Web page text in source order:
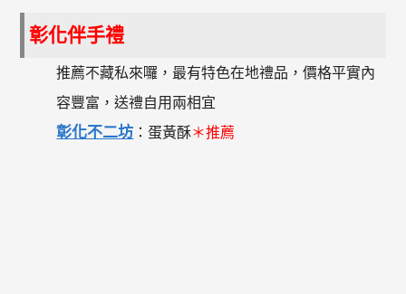
彰化伴手禮
推薦不藏私來囉，最有特色在地禮品，價格平實內
容豐富，送禮自用兩相宜
彰化不二坊 ：蛋黃酥＊推薦